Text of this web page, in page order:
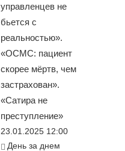
управленцев не
бьется с
реальностью».
«ОСМС: пациент
скорее мёртв, чем
застрахован».
«Сатира не
преступление»
23.01.2025 12:00
День за днем